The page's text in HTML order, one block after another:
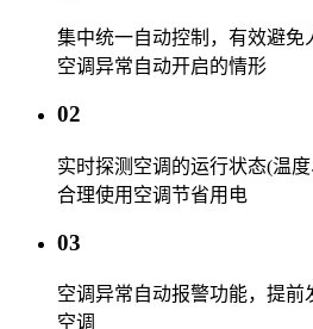
集中统一自动控制，有效避免
空调异常自动开启的情形
02
实时探测空调的运行状态(温
合理使用空调节省用电
03
空调异常自动报警功能，提前
空调